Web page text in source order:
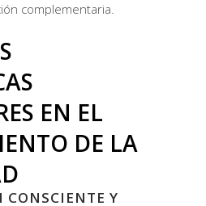
complementaria.
EN EL
DE LA
CONSCIENTE Y